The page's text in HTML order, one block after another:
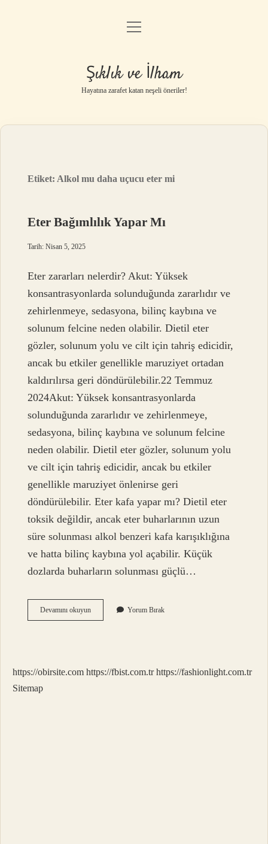
Anasayfa
Gizlilik Politikası
Yasal Uyarı
menüyü
Şıklık ve İlham
Hayatına zarafet katan neşeli öneriler!
Etiket: Alkol mu daha uçucu eter mi
Eter Bağımlılık Yapar Mı
Tarih: Nisan 5, 2025
Eter zararları nelerdir? Akut: Yüksek
konsantrasyonlarda solunduğunda zararlıdır ve
zehirlenmeye, sedasyona, bilinç kaybına ve
solunum felcine neden olabilir. Dietil eter
gözler, solunum yolu ve cilt için tahriş edicidir,
ancak bu etkiler genellikle maruziyet ortadan
kaldırılırsa geri döndürülebilir.22 Temmuz
2024Akut: Yüksek konsantrasyonlarda
solunduğunda zararlıdır ve zehirlenmeye,
sedasyona, bilinç kaybına ve solunum felcine
neden olabilir. Dietil eter gözler, solunum yolu
ve cilt için tahriş edicidir, ancak bu etkiler
genellikle maruziyet önlenirse geri
döndürülebilir. Eter kafa yapar mı? Dietil eter
toksik değildir, ancak eter buharlarının uzun
süre solunması alkol benzeri kafa karışıklığına
ve hatta bilinç kaybına yol açabilir. Küçük
dozlarda buharların solunması güçlü…
Devamını okuyunEter
Bağımlılık
Yorum Bırak
https://obirsite.com https://fbist.com.tr https://fashionlight.com.tr
Sitemap